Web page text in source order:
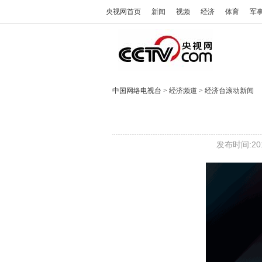
央视网首页 新闻 视频 经济 体育 军
中国网络电视台 > 经济频道 > 经济台滚动新闻
发布时间